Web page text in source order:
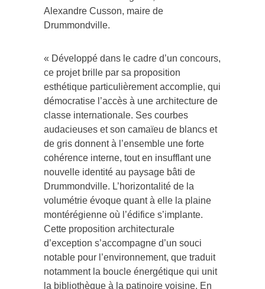
Alexandre Cusson, maire de
Drummondville.
« Développé dans le cadre d’un concours,
ce projet brille par sa proposition
esthétique particulièrement accomplie, qui
démocratise l’accès à une architecture de
classe internationale. Ses courbes
audacieuses et son camaïeu de blancs et
de gris donnent à l’ensemble une forte
cohérence interne, tout en insufflant une
nouvelle identité au paysage bâti de
Drummondville. L’horizontalité de la
volumétrie évoque quant à elle la plaine
montérégienne où l’édifice s’implante.
Cette proposition architecturale
d’exception s’accompagne d’un souci
notable pour l’environnement, que traduit
notamment la boucle énergétique qui unit
la bibliothèque à la patinoire voisine. En